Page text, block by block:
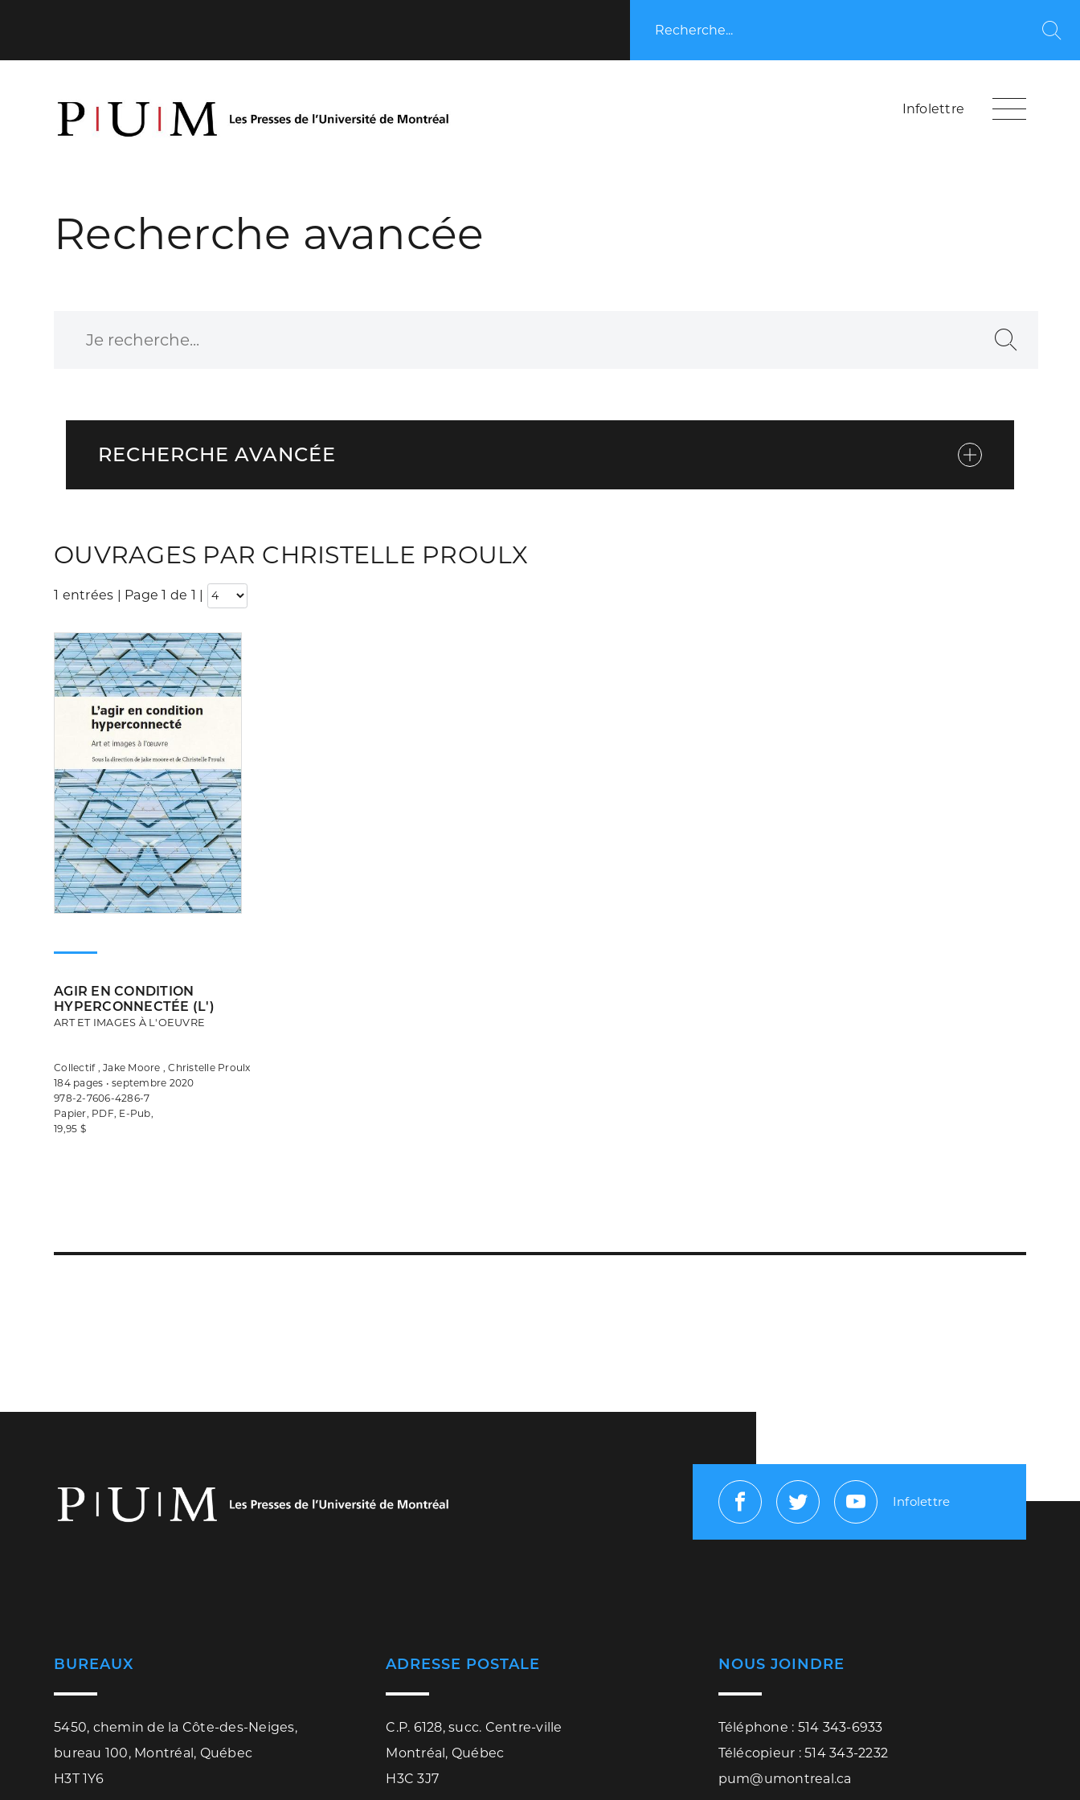
Recherche...
Infolettre
Recherche avancée
Recherche
RECHERCHE AVANCÉE
OUVRAGES PAR CHRISTELLE PROULX
1 entrées | Page 1 de 1 |
AGIR EN CONDITION
HYPERCONNECTÉE (L')
ART ET IMAGES À L'OEUVRE
Collectif , Jake Moore , Christelle Proulx
184 pages • septembre 2020
978-2-7606-4286-7
Papier, PDF, E-Pub,
19,95 $
FacebookTwitterYoutube
Infolettre
BUREAUX
5450, chemin de la Côte-des-Neiges,
bureau 100, Montréal, Québec
H3T 1Y6
ADRESSE POSTALE
C.P. 6128, succ. Centre-ville
Montréal, Québec
H3C 3J7
NOUS JOINDRE
Téléphone : 514 343-6933
Télécopieur : 514 343-2232
pum@umontreal.ca